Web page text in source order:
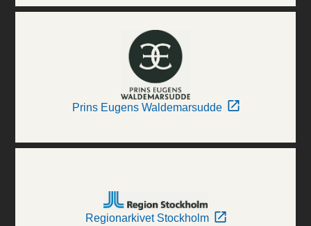
Prins Eugens Waldemarsudde
Regionarkivet Stockholm